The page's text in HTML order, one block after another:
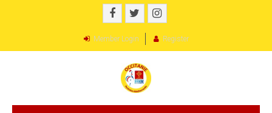
Member Login Register